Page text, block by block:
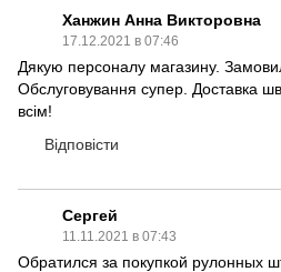
Ханжин Анна Викторовна
17.12.2021 в 07:46
Дякую персоналу магазину.
Обслуговування супер. Доставка
всім!
Відповісти
Сергей
11.11.2021 в 07:43
Обратился за покупкой рулонных